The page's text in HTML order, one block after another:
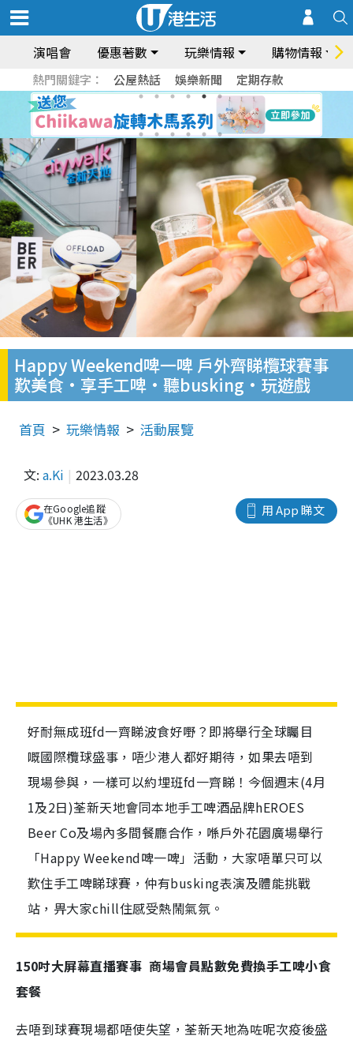
演唱會 優惠著數 玩樂情報 購物情報
熱門關鍵字： 公屋熱話 娛樂新聞 定期存款
Happy Weekend啤一啤 戶外齊睇欖球賽事
歎美食·享手工啤·聽busking·玩遊戲
首頁 玩樂情報 活動展覽
文: a.Ki 2023.03.28
用 App 睇文
在Google追蹤
《UHK 港生活》
好耐無成班fd一齊睇波食好嘢？即將舉行全球矚目
嘅國際欖球盛事，唔少港人都好期待，如果去唔到
現場參與，一樣可以約埋班fd一齊睇！今個週末(4月
1及2日)荃新天地會同本地手工啤酒品牌hEROES
Beer Co及場內多間餐廳合作，喺戶外花園廣場舉行
「Happy Weekend啤一啤」活動，大家唔單只可以
歎住手工啤睇球賽，仲有busking表演及體能挑戰
站，畀大家chill住感受熱鬧氣氛。
150吋大屏幕直播賽事商場會員點數免費換手工啤小食
套餐
去唔到球賽現場都唔使失望，荃新天地為咗呢次疫後盛